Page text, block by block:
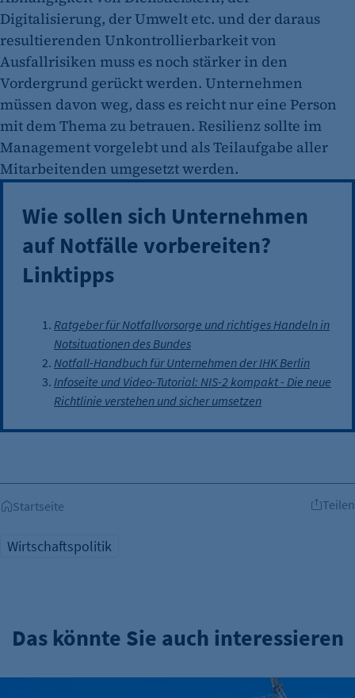
Digitalisierung, der Umwelt etc. und der daraus
resultierenden Unkontrollierbarkeit von
Ausfallrisiken muss es noch stärker in den
Vordergrund gerückt werden. Unternehmen
müssen davon weg, dass es reicht nur eine Person
mit dem Thema zu betrauen. Resilienz sollte im
Management vorgelebt und als Teilaufgabe aller
Mitarbeitenden umgesetzt werden.
Wie sollen sich Unternehmen
auf Notfälle vorbereiten?
Linktipps
Ratgeber für Notfallvorsorge und richtiges Handeln in
Notsituationen des Bundes
Notfall-Handbuch für Unternehmen der IHK Berlin
Infoseite und Video-Tutorial: NIS-2 kompakt - Die neue
Richtlinie verstehen und sicher umsetzen
Startseite Teilen
Wirtschaftspolitik
Das könnte Sie auch interessieren
Familienunternehmer warnen vor Vergesellschaftung: